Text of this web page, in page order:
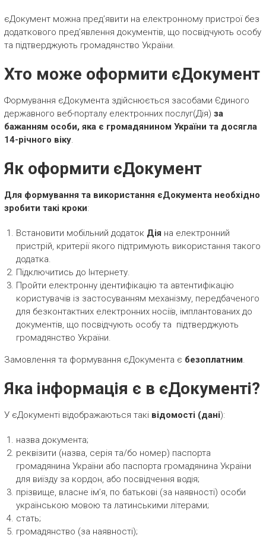
єДокумент можна пред’явити на електронному пристрої без
додаткового пред’явлення документів, що посвідчують особу
та підтверджують громадянство України.
Хто може оформити єДокумент
Формування єДокумента здійснюється засобами Єдиного
державного веб-порталу електронних послуг(Дія) за
бажанням особи, яка є громадянином України та досягла
14-річного віку.
Як оформити єДокумент
Для формування та використання єДокумента необхідно
зробити такі кроки:
Встановити мобільний додатокДія на електронний
пристрій, критерії якого підтримують використання такого
додатка.
Підключитись до Інтернету.
Пройти електронну ідентифікацію та автентифікацію
користувачів із застосуванням механізму, передбаченого
для безконтактних електронних носіїв, імплантованих до
документів, що посвідчують особу та підтверджують
громадянство України.
Замовлення та формування єДокумента є безоплатним.
Яка інформація є в єДокументі?
У єДокументі відображаються такі відомості (дані):
назва документа;
реквізити (назва, серія та/бо номер) паспорта
громадянина України або паспорта громадянина України
для виїзду за кордон, або посвідчення водія;
прізвище, власне ім’я, по батькові (за наявності) особи
українською мовою та латинськими літерами;
стать;
громадянство (за наявності);